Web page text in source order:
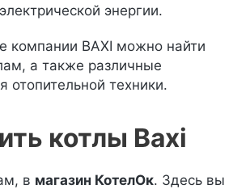
энергии.
компании BAXI можно найти
а также различные
отопительной техники.
котлы Baxi
в магазин КотелОк. Здесь вы